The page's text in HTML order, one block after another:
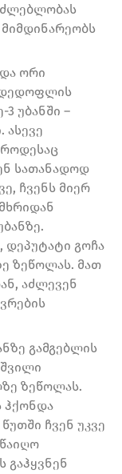
ორი
დედოფლის
3 უბანში –
ასევე
როდესაც
სათანადოდ
ჩვენს მიერ
დეპუტატი გოჩა
ზეწოლას. მათ
აძლევენ
გამგებლის
ზეწოლას.
ჰქონდა
ჩვენ უკვე
გაჰყვნენ